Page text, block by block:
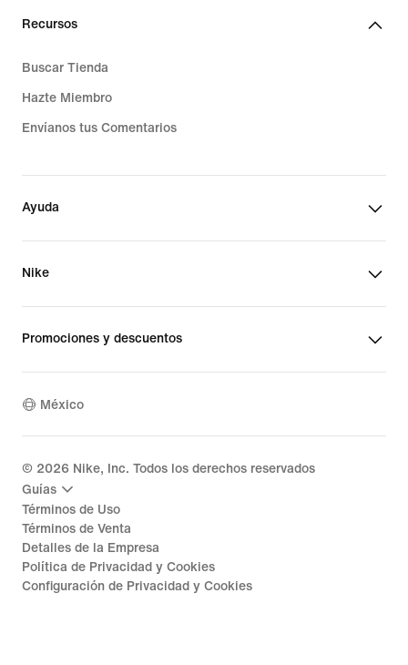
Recursos
Buscar Tienda
Hazte Miembro
Envíanos tus Comentarios
Ayuda
Nike
Promociones y descuentos
México
© 2026 Nike, Inc. Todos los derechos reservados
Guías
Términos de Uso
Términos de Venta
Detalles de la Empresa
Política de Privacidad y Cookies
Configuración de Privacidad y Cookies